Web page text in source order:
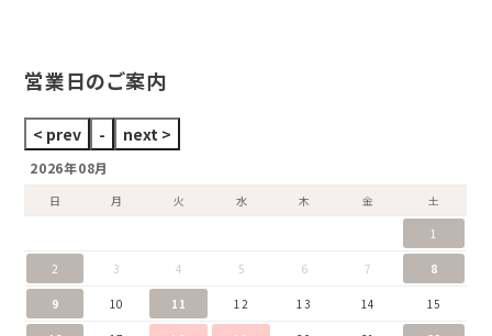
営業日のご案内
2026年08月
日 月 火 水 木 金
土
1
2 3 4 5 6 7 8
9 10 11 12 13 14 15